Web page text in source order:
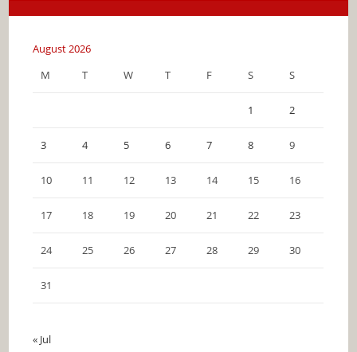
August 2026
M
T W T F S S
1 2
3 4 5 6 7 8 9
10 11 12 13 14 15 16
17 18 19 20 21 22 23
24 25 26 27 28 29 30
31
« Jul